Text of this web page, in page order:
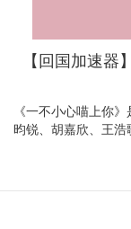
《一不小心喵上你
昀锐、胡嘉欣、王